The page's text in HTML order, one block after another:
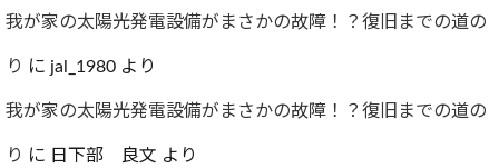
我が家の太陽光発電設備がまさかの故障！？復旧までの道の
り に jal_1980 より
我が家の太陽光発電設備がまさかの故障！？復旧までの道の
り に 日下部 良文 より